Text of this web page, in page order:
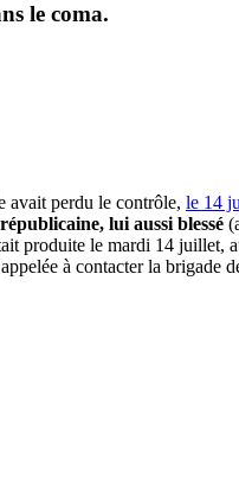
le coma.
avait perdu le contrôle, le 14
lui aussi blessé
produite le mardi 14
à contacter la brigade